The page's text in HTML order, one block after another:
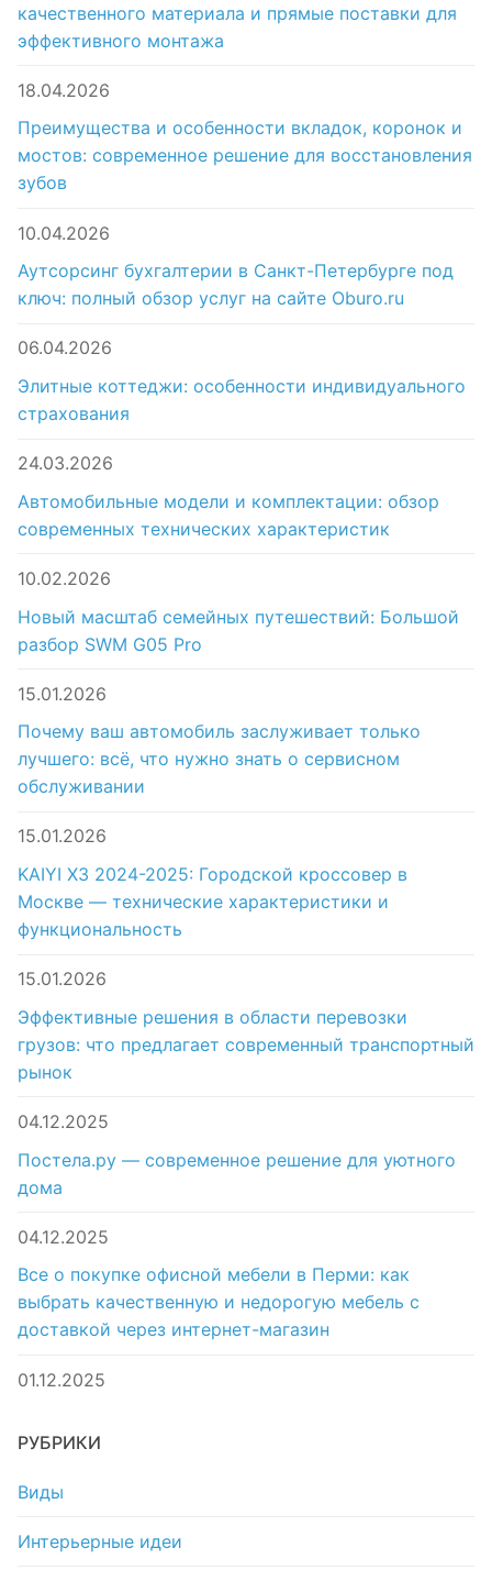
качественного материала и прямые поставки для
эффективного монтажа
18.04.2026
Преимущества и особенности вкладок, коронок и
мостов: современное решение для восстановления
зубов
10.04.2026
Аутсорсинг бухгалтерии в Санкт-Петербурге под
ключ: полный обзор услуг на сайте Oburo.ru
06.04.2026
Элитные коттеджи: особенности индивидуального
страхования
24.03.2026
Автомобильные модели и комплектации: обзор
современных технических характеристик
10.02.2026
Новый масштаб семейных путешествий: Большой
разбор SWM G05 Pro
15.01.2026
Почему ваш автомобиль заслуживает только
лучшего: всё, что нужно знать о сервисном
обслуживании
15.01.2026
KAIYI X3 2024-2025: Городской кроссовер в
Москве — технические характеристики и
функциональность
15.01.2026
Эффективные решения в области перевозки
грузов: что предлагает современный транспортный
рынок
04.12.2025
Постела.ру — современное решение для уютного
дома
04.12.2025
Все о покупке офисной мебели в Перми: как
выбрать качественную и недорогую мебель с
доставкой через интернет-магазин
01.12.2025
РУБРИКИ
Виды
Интерьерные идеи